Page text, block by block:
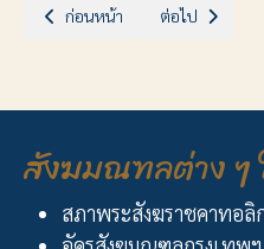
เนื้อหาก่อนหน้า: พิธีปลงศพคุณพ่อ
ก่อนหน้า เนื้อหาถัดไป:
ต่อไป
สังฆมณฑลต่าง ๆ
สภาพระสังฆราชคาทอ